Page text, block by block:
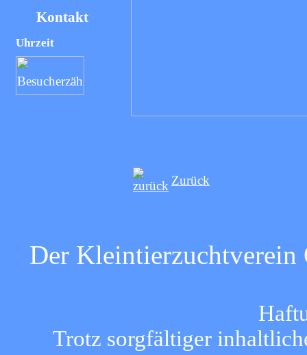
Kontakt
Uhrzeit
Zurück
Der Kleintierzuchtverein
Trotz sorgfältiger